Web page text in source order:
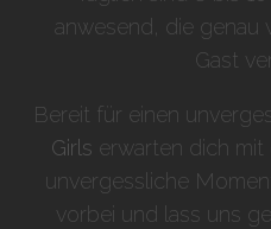
anwesend, die genau
Gast
Bereit für einen
Girls erwarten dich mit
unvergessliche
vorbei und lass uns